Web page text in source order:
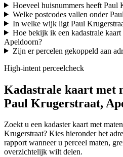
Hoeveel huisnummers heeft Paul
Welke postcodes vallen onder
In welke wijk ligt Paul
Hoe bekijk ik een kadastrale
Apeldoorn?
Zijn er percelen gekoppeld aan
High-intent perceelcheck
Kadastrale kaart met
Paul Krugerstraat,
Zoekt u een kadaster kaart met
Krugerstraat? Kies hieronder het
rapport wanneer u perceel maten,
overzichtelijk wilt delen.